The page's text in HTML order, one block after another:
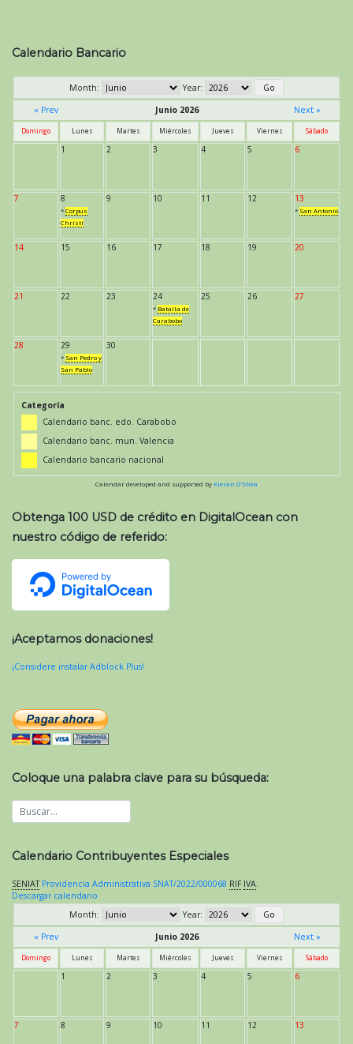
Calendario Bancario
Month:
Year:
« Prev
Junio 2026 Next »
Domingo Lunes Martes Miércoles Jueves Viernes Sábado
1 2 3 4 5 6
7 8
* Corpus
Christi
9 10 11 12 13
* San Antonio
14 15 16 17 18 19 20
21 22 23 24
* Batalla de
Carabobo
25 26 27
28 29
* San Pedro y
San Pablo
30
Categoría
Calendario banc. edo. Carabobo
Calendario banc. mun. Valencia
Calendario bancario nacional
Calendar developed and supported by Kieran O'Shea
Obtenga 100 USD de crédito en DigitalOcean con
nuestro código de referido:
¡Aceptamos donaciones!
¡Considere instalar Adblock Plus!
Coloque una palabra clave para su búsqueda:
Calendario Contribuyentes Especiales
SENIAT Providencia Administrativa SNAT/2022/000068 RIF IVA.
Descargar calendario
Month:
Year:
« Prev
Junio 2026 Next »
Domingo Lunes Martes Miércoles Jueves Viernes Sábado
1 2 3 4 5 6
7 8 9 10 11 12 13